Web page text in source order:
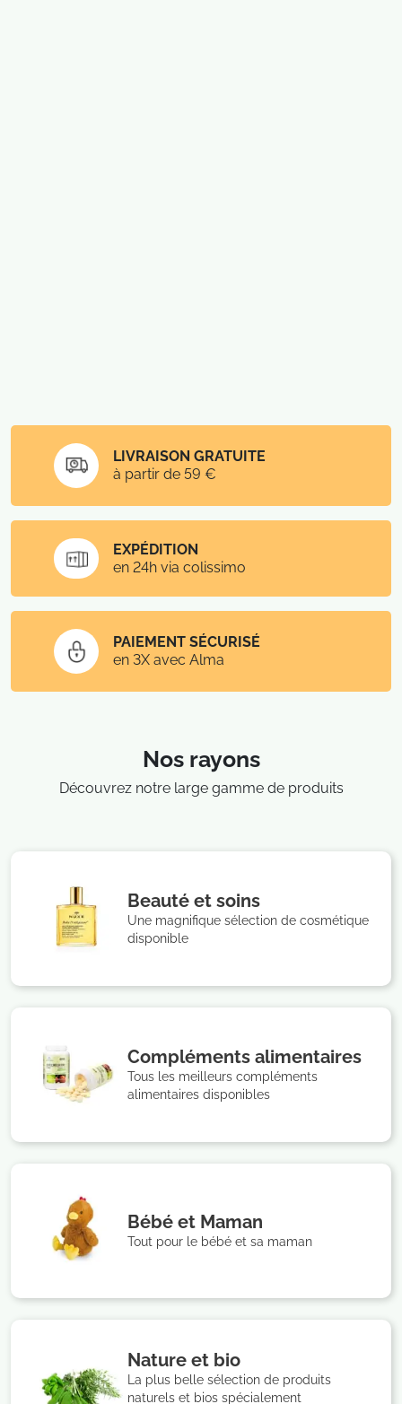
LIVRAISON GRATUITE
à partir de 59 €
EXPÉDITION
en 24h via colissimo
PAIEMENT SÉCURISÉ
en 3X avec Alma
Nos rayons
Découvrez notre large gamme de produits
Beauté et soins
Une magnifique sélection de cosmétique
disponible
Compléments alimentaires
Tous les meilleurs compléments
alimentaires disponibles
Bébé et Maman
Tout pour le bébé et sa maman
Nature et bio
La plus belle sélection de produits
naturels et bios spécialement